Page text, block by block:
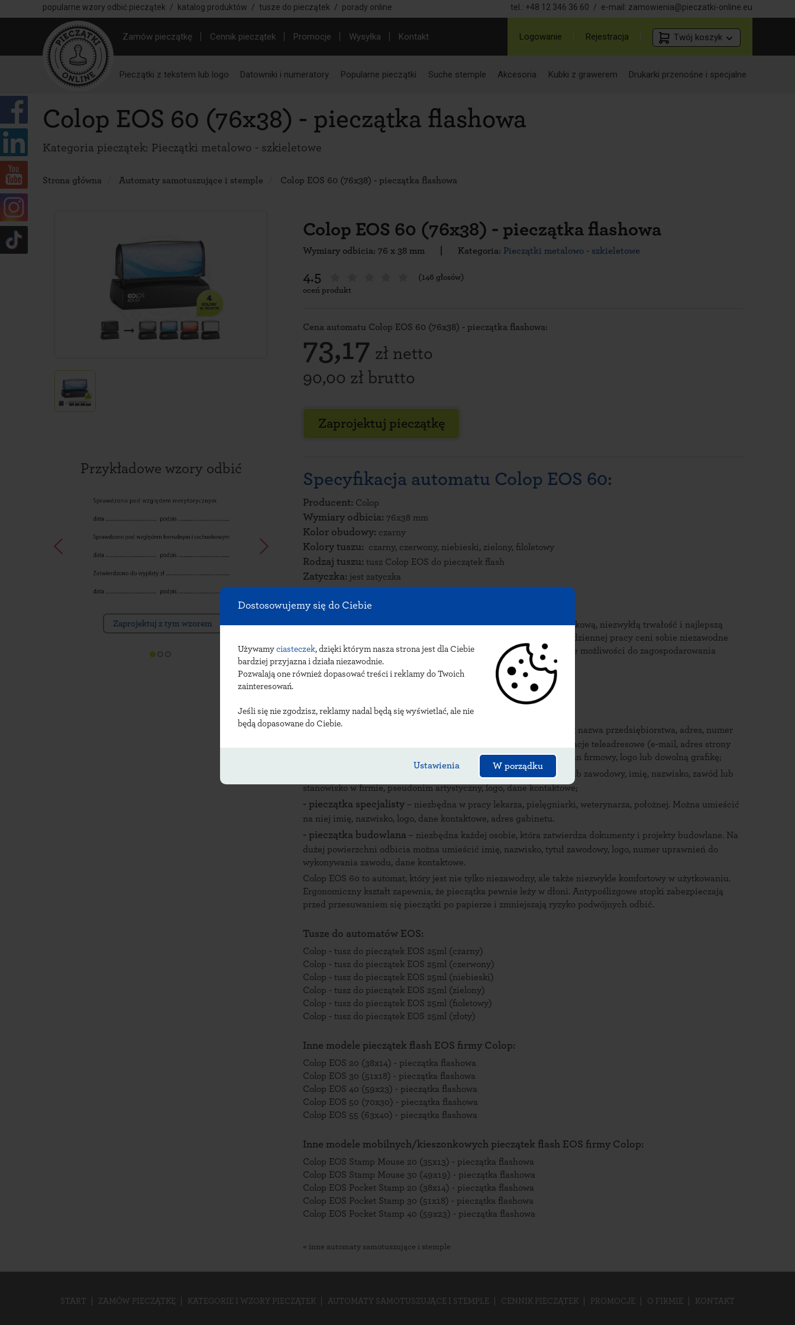
Dostosowujemy się do Ciebie
Używamy ciasteczek, dzięki którym nasza strona jest dla Ciebie
bardziej przyjazna i działa niezawodnie.
Pozwalają one również dopasować treści i reklamy do Twoich
zainteresowań.
Jeśli się nie zgodzisz, reklamy nadal będą się wyświetlać, ale nie
będą dopasowane do Ciebie.
Ustawienia W porządku
popularne wzory odbić pieczątek / katalog produktów / tusze do pieczątek / porady online tel.: +48 12 346 36 60 / e-mail: zamowienia@pieczatki-online.eu
Logowanie Rejestracja Twój koszyk
Zamów pieczątkę Cennik pieczątek Promocje Wysyłka Kontakt
Pieczątki z tekstem lub logo Datowniki i numeratory Popularne pieczątki Suche stemple Akcesoria Kubki z grawerem Drukarki przenośne i specjalne
Colop EOS 60 (76x38) - pieczątka flashowa
Kategoria pieczątek: Pieczątki metalowo - szkieletowe
Strona główna Automaty samotuszujące i stemple Colop EOS 60 (76x38) - pieczątka flashowa
Przykładowe wzory odbić
Zaprojektuj z tym wzorem
Colop EOS 60 (76x38) - pieczątka flashowa
Wymiary odbicia: 76 x 38 mm Kategoria: Pieczątki metalowo - szkieletowe
4.5
(146 głosów)
oceń produkt
Cena automatu Colop EOS 60 (76x38) - pieczątka flashowa:
73,17 zł netto
90,00 zł brutto
Zaprojektuj pieczątkę
Specyfikacja automatu Colop EOS 60:
Producent: Colop
Wymiary odbicia: 76x38 mm
Kolor obudowy: czarny
Kolory tuszu: czarny, czerwony, niebieski, zielony, filoletowy
Rodzaj tuszu: tusz Colop EOS do pieczątek flash
Zatyczka: jest zatyczka
Opis automatu:
Automat Colop EOS 60 łączy w sobie nowoczesną technologię błyskową, niezwykłą trwałość i najlepszą
jakość odbicia. Będzie doskonałym wyborem dla każdego, kto w codziennej pracy ceni sobie niezawodne
rozwiązania. Odbicie o powierzchni 76x38 mm stwarza bardzo duże możliwości do zagospodarowania
zgodnego z indywidualnymi potrzebami – mieści aż 8 linii tekstu!
Automat Colop EOS 60 doskonale sprawdzi się jako:
- pieczątka firmowa
– oprócz najważniejszych danych, takich jak nazwa przedsiębiorstwa, adres, numer
telefonu, NIP i REGON, można umieścić na niej dodatkowe informacje teleadresowe (e-mail, adres strony
internetowej, login Skype) lub treści promocyjne, na przykład slogan firmowy, logo lub dowolną grafikę;
– na której umieścić można tytuł naukowy lub zawodowy, imię, nazwisko, zawód lub
stanowisko w firmie, pseudonim artystyczny, logo, dane kontaktowe;
- pieczątka specjalisty – niezbędna w pracy lekarza, pielęgniarki, weterynarza, położnej. Można umieścić
na niej imię, nazwisko, logo, dane kontaktowe, adres gabinetu.
- pieczątka budowlana – niezbędna każdej osobie, która zatwierdza dokumenty i projekty budowlane. Na
dużej powierzchni odbicia można umieścić imię, nazwisko, tytuł zawodowy, logo, numer uprawnień do
wykonywania zawodu, dane kontaktowe.
Colop EOS 60 to automat, który jest nie tylko niezawodny, ale także niezwykle komfortowy w użytkowaniu.
Ergonomiczny kształt zapewnia, że pieczątka pewnie leży w dłoni. Antypoślizgowe stopki zabezpieczają
przed przesuwaniem się pieczątki po papierze i zmniejszają ryzyko podwójnych odbić.
Tusze do automatów EOS:
Colop - tusz do pieczątek EOS 25ml (czarny)
Colop - tusz do pieczątek EOS 25ml (czerwony)
Colop - tusz do pieczątek EOS 25ml (niebieski)
Colop - tusz do pieczątek EOS 25ml (zielony)
Colop - tusz do pieczątek EOS 25ml (fioletowy)
Colop - tusz do pieczątek EOS 25ml (złoty)
Inne modele pieczątek flash EOS firmy Colop:
Colop EOS 20 (38x14) - pieczątka flashowa
Colop EOS 30 (51x18) - pieczątka flashowa
Colop EOS 40 (59x23) - pieczątka flashowa
Colop EOS 50 (70x30) - pieczątka flashowa
Colop EOS 55 (63x40) - pieczątka flashowa
Inne modele mobilnych/kieszonkowych pieczątek flash EOS firmy Colop:
Colop EOS Stamp Mouse 20 (35x13) - pieczątka flashowa
Colop EOS Stamp Mouse 30 (49x19) - pieczątka flashowa
Colop EOS Pocket Stamp 20 (38x14) - pieczątka flashowa
Colop EOS Pocket Stamp 30 (51x18) - pieczątka flashowa
Colop EOS Pocket Stamp 40 (59x23) - pieczątka flashowa
« inne automaty samotuszujące i stemple
START ZAMÓW PIECZĄTKĘ KATEGORIE I WZORY PIECZĄTEK AUTOMATY SAMOTUSZUJĄCE I STEMPLE CENNIK PIECZĄTEK PROMOCJE O FIRMIE KONTAKT